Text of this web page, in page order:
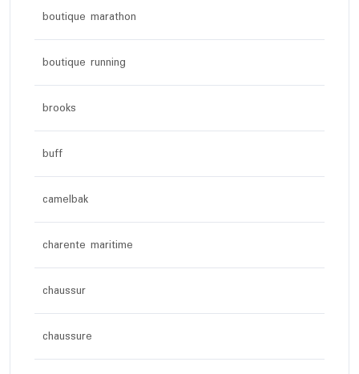
boutique marathon
boutique running
brooks
buff
camelbak
charente maritime
chaussur
chaussure